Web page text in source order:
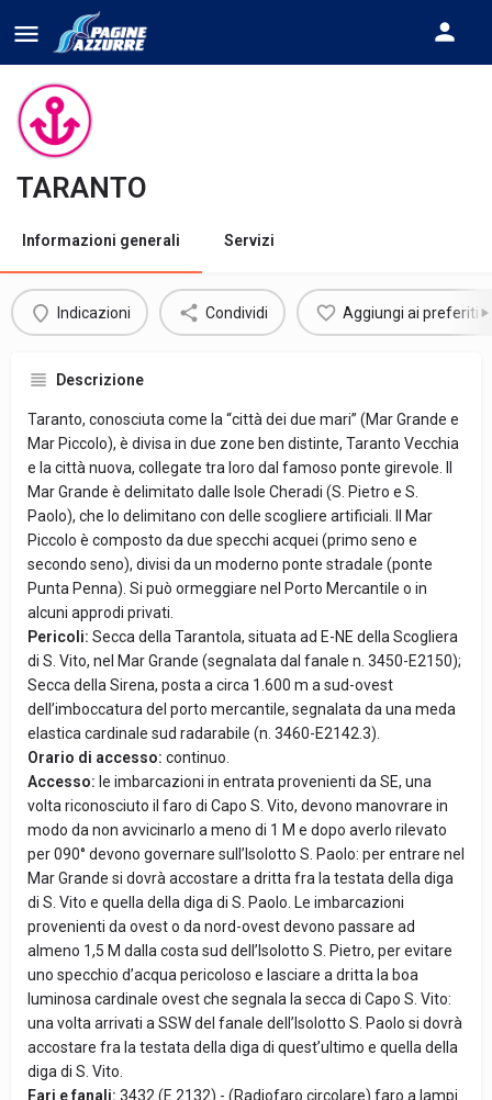
TARANTO
Informazioni generali Servizi
Indicazioni Condividi Aggiungi ai preferiti
Descrizione
Taranto, conosciuta come la “città dei due mari” (Mar Grande e
Mar Piccolo), è divisa in due zone ben distinte, Taranto Vecchia
e la città nuova, collegate tra loro dal famoso ponte girevole. Il
Mar Grande è delimitato dalle Isole Cheradi (S. Pietro e S.
Paolo), che lo delimitano con delle scogliere artificiali. Il Mar
Piccolo è composto da due specchi acquei (primo seno e
secondo seno), divisi da un moderno ponte stradale (ponte
Punta Penna). Si può ormeggiare nel Porto Mercantile o in
alcuni approdi privati.
Pericoli: Secca della Tarantola, situata ad E-NE della Scogliera
di S. Vito, nel Mar Grande (segnalata dal fanale n. 3450-E2150);
Secca della Sirena, posta a circa 1.600 m a sud-ovest
dell’imboccatura del porto mercantile, segnalata da una meda
elastica cardinale sud radarabile (n. 3460-E2142.3).
Orario di accesso: continuo.
Accesso: le imbarcazioni in entrata provenienti da SE, una
volta riconosciuto il faro di Capo S. Vito, devono manovrare in
modo da non avvicinarlo a meno di 1 M e dopo averlo rilevato
per 090° devono governare sull’Isolotto S. Paolo: per entrare nel
Mar Grande si dovrà accostare a dritta fra la testata della diga
di S. Vito e quella della diga di S. Paolo. Le imbarcazioni
provenienti da ovest o da nord-ovest devono passare ad
almeno 1,5 M dalla costa sud dell’Isolotto S. Pietro, per evitare
uno specchio d’acqua pericoloso e lasciare a dritta la boa
luminosa cardinale ovest che segnala la secca di Capo S. Vito:
una volta arrivati a SSW del fanale dell’Isolotto S. Paolo si dovrà
accostare fra la testata della diga di quest’ultimo e quella della
diga di S. Vito.
Fari e fanali: 3432 (E 2132) - (Radiofaro circolare) faro a lampi